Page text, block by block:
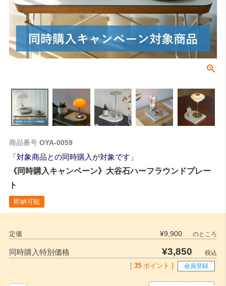
商品番号 OYA-0059
対象商品との同時購入が対象です
《同時購入キャンペーン》大谷石ハーフラウンドプレー
ト
即納可能
定価 ¥9,900 のところ
同時購入特別価格 ¥3,850
税込
35 ポイント ] 会員登録